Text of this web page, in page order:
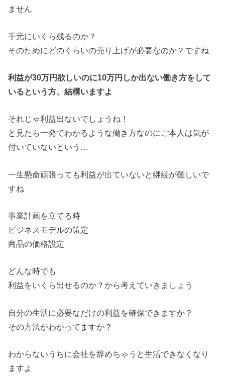
ません
手元にいくら残るのか？
そのためにどのくらいの売り上げが必要なのか？ですね
利益が30万円欲しいのに10万円しか出ない働き方をして
いるという方、結構いますよ
それじゃ利益出ないでしょうね！
と見たら一発でわかるような働き方なのにご本人は気が
付いていないという…
一生懸命頑張っても利益が出ていないと継続が難しいで
すね
事業計画を立てる時
ビジネスモデルの策定
商品の価格設定
どんな時でも
利益をいくら出せるのか？から考えていきましょう
自分の生活に必要なだけの利益を確保できますか？
その方法がわかってますか？
わからないうちに会社を辞めちゃうと生活できなくなり
ますよ